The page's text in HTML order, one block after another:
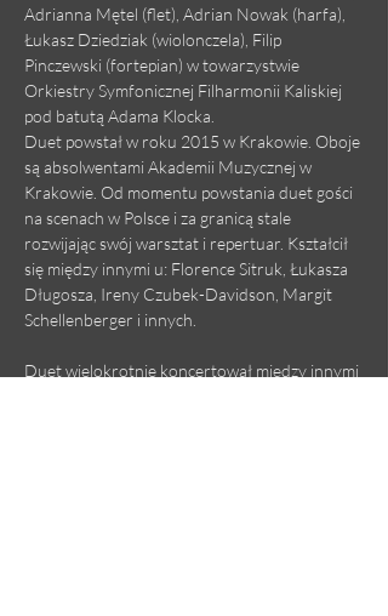
Adrianna Mętel (flet), Adrian Nowak (harfa),
Łukasz Dziedziak (wiolonczela), Filip
Pinczewski (fortepian) w towarzystwie
Orkiestry Symfonicznej Filharmonii Kaliskiej
pod batutą Adama Klocka.
Duet powstał w roku 2015 w Krakowie. Oboje
są absolwentami Akademii Muzycznej w
Krakowie. Od momentu powstania duet gości
na scenach w Polsce i za granicą stale
rozwijając swój warsztat i repertuar. Kształcił
się między innymi u: Florence Sitruk, Łukasza
Długosza, Ireny Czubek-Davidson, Margit
Schellenberger i innych.
Duet wielokrotnie koncertował między innymi